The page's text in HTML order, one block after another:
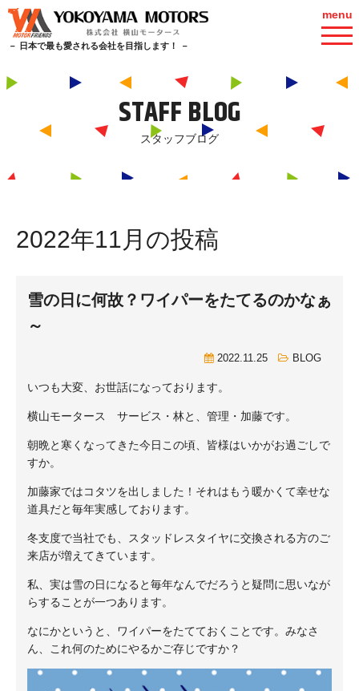
－ 日本で最も愛される会社を目指します！ －
menu
STAFF BLOG
スタッフブログ
2022年11月の投稿
雪の日に何故？ワイパーをたてるのかなぁ
～
2022.11.25 BLOG
いつも大変、お世話になっております。
横山モータース サービス・林と、管理・加藤です。
朝晩と寒くなってきた今日この頃、皆様はいかがお過ごしで
すか。
加藤家ではコタツを出しました！それはもう暖かくて幸せな
道具だと毎年実感しております。
冬支度で当社でも、スタッドレスタイヤに交換される方のご
来店が増えてきています。
私、実は雪の日になると毎年なんでだろうと疑問に思いなが
らすることが一つあります。
なにかというと、ワイパーをたてておくことです。みなさ
ん、これ何のためにやるかご存じですか？